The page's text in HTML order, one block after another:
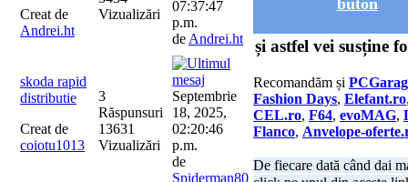
Creat de
Andrei.ht
Vizualizări
07:37:47
p.m.
de Andrei.ht
skoda rapid
distributie
Creat de
coiotu1013
3
Răspunsuri
13631
Vizualizări
Septembrie
18, 2025,
02:20:46
p.m.
de
Spiderman80
buton
și astfel vei susține
Recomandăm și
Fashion Days, Elefant.ro
CEL.ro, F64, evoMAG,
Flanco, Anvelope-
De fiecare dată când dai